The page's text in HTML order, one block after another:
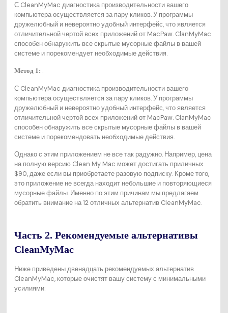
С CleanMyMac диагностика производительности вашего
компьютера осуществляется за пару кликов. У программы
дружелюбный и невероятно удобный интерфейс, что является
отличительной чертой всех приложений от MacPaw. ClanMyMac
способен обнаружить все скрытые мусорные файлы в вашей
системе и порекомендует необходимые действия.
Метод 1: .
С CleanMyMac диагностика производительности вашего
компьютера осуществляется за пару кликов. У программы
дружелюбный и невероятно удобный интерфейс, что является
отличительной чертой всех приложений от MacPaw. ClanMyMac
способен обнаружить все скрытые мусорные файлы в вашей
системе и порекомендовать необходимые действия.
Однако с этим приложением не все так радужно. Например, цена
на полную версию Clean My Mac может достигать приличных
$90, даже если вы приобретаете разовую подписку. Кроме того,
это приложение не всегда находит небольшие и повторяющиеся
мусорные файлы. Именно по этим причинам мы предлагаем
обратить внимание на 12 отличных альтернатив CleanMyMac.
Часть 2. Рекомендуемые альтернативы
CleanMyMac
Ниже приведены двенадцать рекомендуемых альтернатив
CleanMyMac, которые очистят вашу систему с минимальными
усилиями: